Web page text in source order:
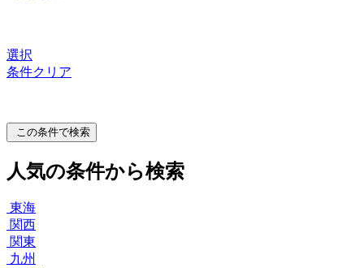
選択
条件クリア
この条件で検索
人気の条件から検索
東海
関西
関東
九州